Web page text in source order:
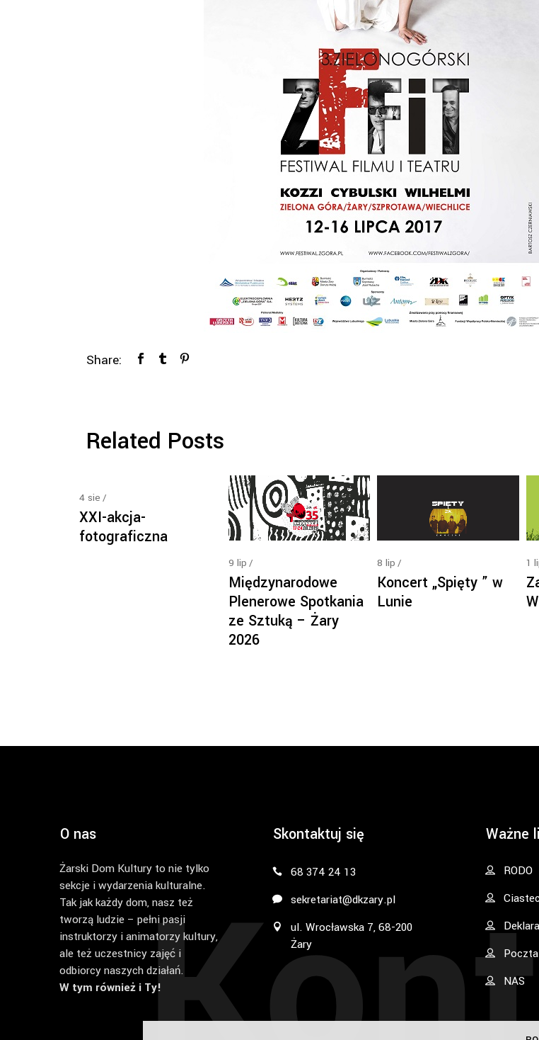
Share:
Related Posts
4 sie
XXI-akcja-
fotograficzna
9 lip
Międzynarodowe
Plenerowe Spotkania
ze Sztuką – Żary
2026
8 lip
Koncert „Spięty ” w
Lunie
1
O nas
Żarski Dom Kultury to nie tylko
sekcje i wydarzenia kulturalne.
Tak jak każdy dom, nasz też
tworzą ludzie – pełni pasji
instruktorzy i animatorzy kultury,
ale też uczestnicy zajęć i
odbiorcy naszych działań.
W tym również i Ty!
Skontaktuj się
68 374 24 13
sekretariat@dkzary.pl
ul. Wrocławska 7, 68-200
Żary
Ważne
RODO
NAS